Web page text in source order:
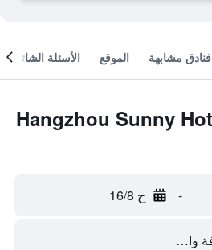
فنادق مشابهة الموقع الأسئلة الشائعة
- ح 16/8